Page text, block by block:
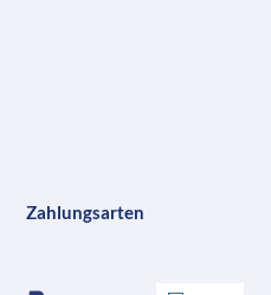
Zahlungsarten